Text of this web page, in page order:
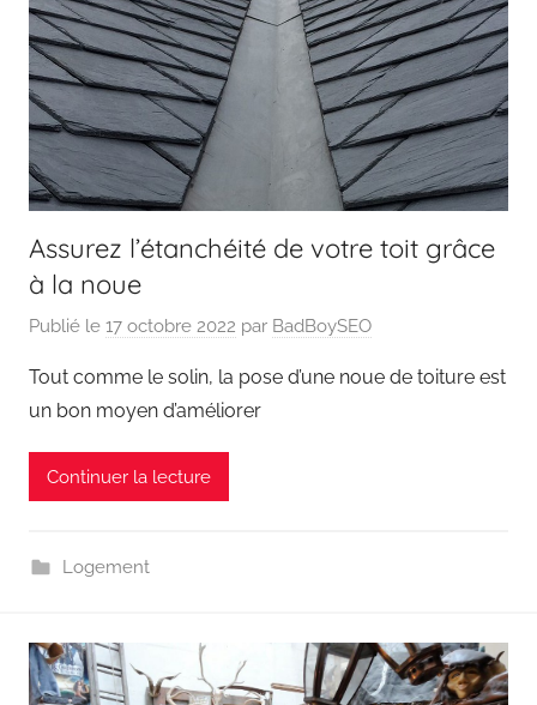
Assurez l’étanchéité de votre toit grâce
à la noue
Publié le 17 octobre 2022 par BadBoySEO
Tout comme le solin, la pose d’une noue de toiture est
un bon moyen d’améliorer
Continuer la lecture
Logement